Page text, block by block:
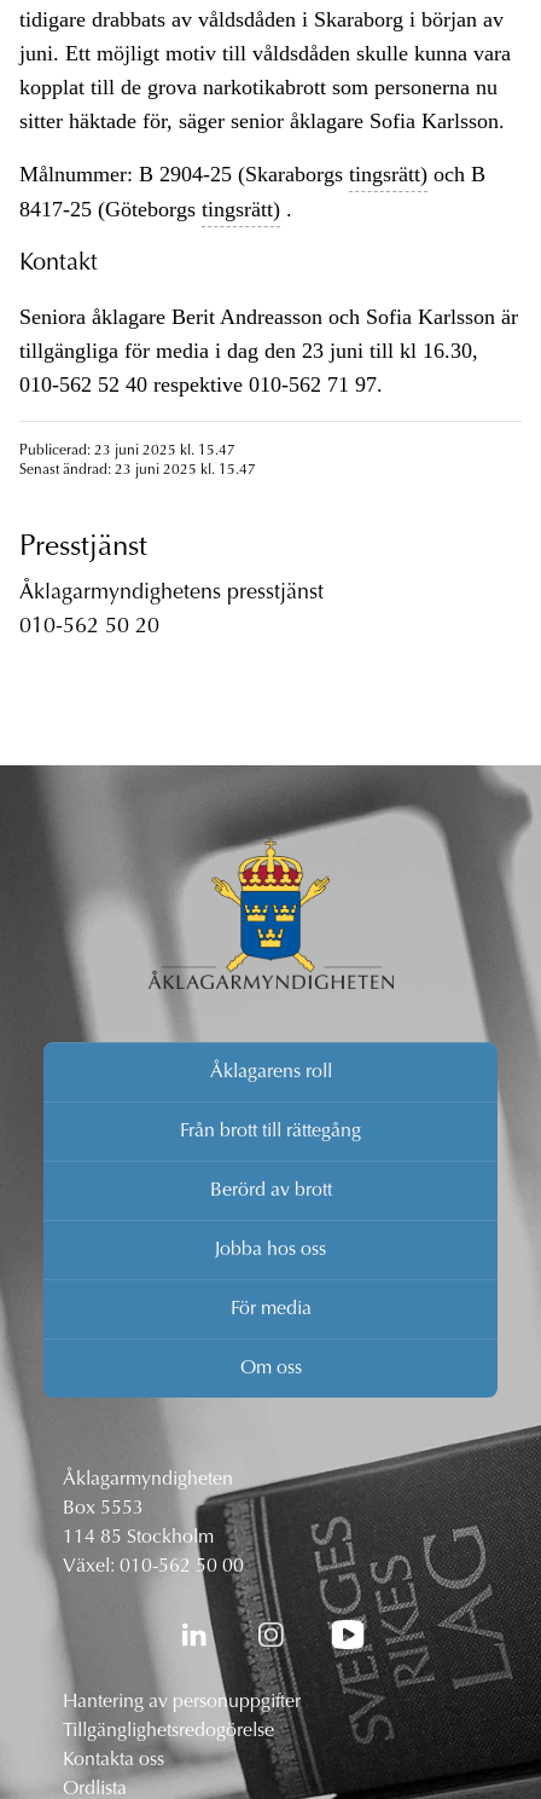
tidigare drabbats av våldsdåden i Skaraborg i början av
juni. Ett möjligt motiv till våldsdåden skulle kunna vara
kopplat till de grova narkotikabrott som personerna nu
sitter häktade för, säger senior åklagare Sofia Karlsson.
Målnummer: B 2904-25 (Skaraborgs tingsrätt) och B
8417-25 (Göteborgs tingsrätt) .
Kontakt
Seniora åklagare Berit Andreasson och Sofia Karlsson är
tillgängliga för media i dag den 23 juni till kl 16.30,
010-562 52 40 respektive 010-562 71 97.
Publicerad: 23 juni 2025 kl. 15.47
Senast ändrad: 23 juni 2025 kl. 15.47
Presstjänst
Åklagarmyndighetens presstjänst
010-562 50 20
Åklagarens roll
Från brott till rättegång
Berörd av brott
Jobba hos oss
För media
Om oss
Åklagarmyndigheten
Box 5553
114 85 Stockholm
Växel: 010-562 50 00
Hantering av personuppgifter
Tillgänglighetsredogörelse
Kontakta oss
Ordlista